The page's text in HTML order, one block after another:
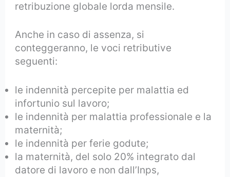
retribuzione globale lorda mensile.
Anche in caso di assenza, si
conteggeranno, le voci retributive
seguenti:
le indennità percepite per malattia ed
infortunio sul lavoro;
le indennità per malattia professionale e la
maternità;
le indennità per ferie godute;
la maternità, del solo 20% integrato dal
datore di lavoro e non dall’Inps,